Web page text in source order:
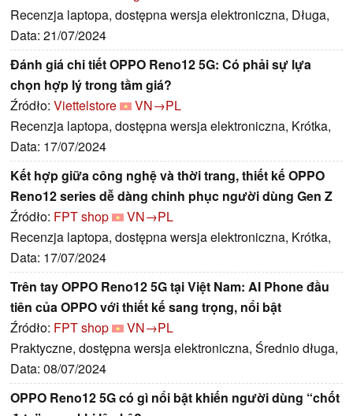
Recenzja laptopa, dostępna wersja elektroniczna, Długa,
Data: 21/07/2024
Đánh giá chi tiết OPPO Reno12 5G: Có phải sự lựa
chọn hợp lý trong tầm giá?
Źródło: Viettelstore
VN→PL
Recenzja laptopa, dostępna wersja elektroniczna, Krótka,
Data: 17/07/2024
Kết hợp giữa công nghệ và thời trang, thiết kế OPPO
Reno12 series dễ dàng chinh phục người dùng Gen Z
Źródło: FPT shop
VN→PL
Recenzja laptopa, dostępna wersja elektroniczna, Krótka,
Data: 17/07/2024
Trên tay OPPO Reno12 5G tại Việt Nam: AI Phone đầu
tiên của OPPO với thiết kế sang trọng, nổi bật
Źródło: FPT shop
VN→PL
Praktyczne, dostępna wersja elektroniczna, Średnio długa,
Data: 08/07/2024
OPPO Reno12 5G có gì nổi bật khiến người dùng “chốt